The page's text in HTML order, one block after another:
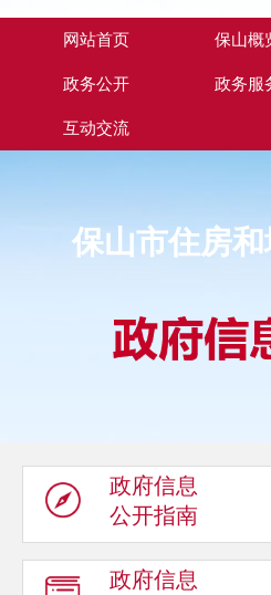
网站首页 保山概
政务公开 政务服
互动交流
保山市住房
政府信息
公开指南
政府信息